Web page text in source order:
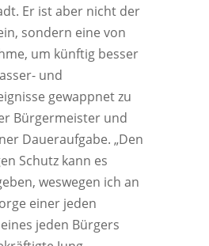
Er ist aber nicht der
sondern eine von
um künftig besser
und
gewappnet zu
Bürgermeister und
Daueraufgabe. „Den
Schutz kann es
weswegen ich an
einer jeden
jeden Bürgers